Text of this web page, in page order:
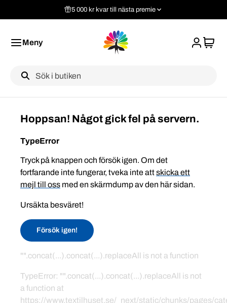
5 000 kr kvar till nästa premie
Meny
Label
Hoppsan! Något gick fel på servern.
TypeError
Tryck på knappen och försök igen. Om det
fortfarande inte fungerar, tveka inte attskicka ett
mejl till oss med en skärmdump av den här sidan.
Ursäkta besväret!
Försök igen!
"".concat(...).concat(...).replaceAll is not a function
TypeError: "".concat(...).concat(...).replaceAll is not
a function at
https://www.textilhuset.se/_next/static/chunks/pages/